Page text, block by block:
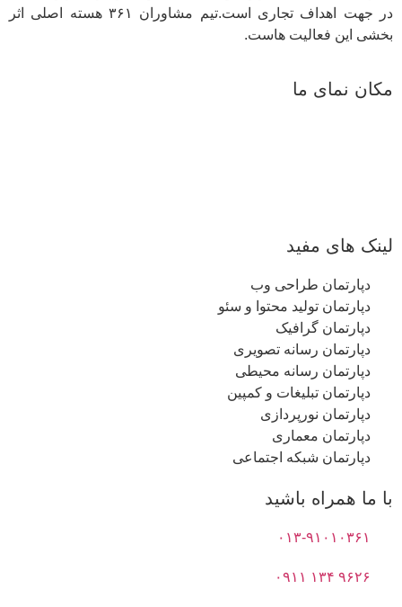
در جهت اهداف تجاری است.تیم مشاوران ۳۶۱ هسته اصلی اثر
بخشی این فعالیت هاست.
مکان نمای ما
لینک های مفید
دپارتمان طراحی وب
دپارتمان تولید محتوا و سئو
دپارتمان گرافیک
دپارتمان رسانه تصویری
دپارتمان رسانه محیطی
دپارتمان تبلیغات و کمپین
دپارتمان نورپردازی
دپارتمان معماری
دپارتمان شبکه اجتماعی
با ما همراه باشید
۰۱۳-۹۱۰۱۰۳۶۱
۹۶۲۶ ۱۳۴ ۰۹۱۱